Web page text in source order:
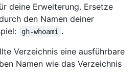
deine Erweiterung. Ersetze
den Namen deiner
gh-whoami
.
Verzeichnis eine ausführbare
Namen wie das Verzeichnis